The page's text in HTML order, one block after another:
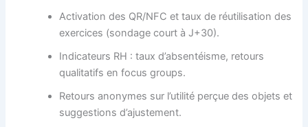
Activation des QR/NFC et taux de réutilisation des
exercices (sondage court à J+30).
Indicateurs RH : taux d’absentéisme, retours
qualitatifs en focus groups.
Retours anonymes sur l’utilité perçue des objets et
suggestions d’ajustement.